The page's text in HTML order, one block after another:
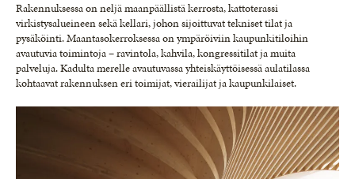
Rakennuksessa on neljä maanpäällistä kerrosta, kattoterassi
virkistysalueineen sekä kellari, johon sijoittuvat tekniset tilat ja
pysäköinti. Maantasokerroksessa on ympäröiviin kaupunkitiloihin
avautuvia toimintoja – ravintola, kahvila, kongressitilat ja muita
palveluja. Kadulta merelle avautuvassa yhteiskäyttöisessä aulatilassa
kohtaavat rakennuksen eri toimijat, vierailijat ja kaupunkilaiset.